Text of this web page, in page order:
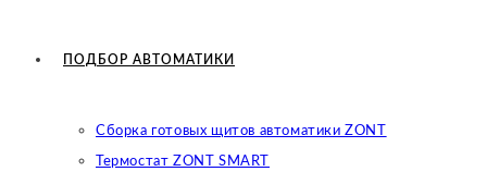
ПОДБОР АВТОМАТИКИ
Сборка готовых щитов автоматики ZONT
Термостат ZONT SMART